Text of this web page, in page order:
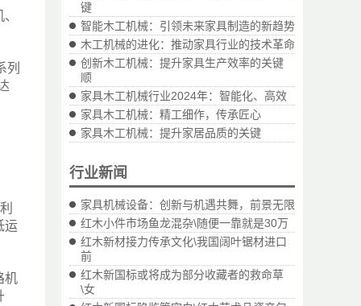
键
智能木工机械：引领未来家具制造的新趋势
木工机械的进化：推动家具行业的技术革命
创新木工机械：提升家具生产效率的关键
顺
家具木工机械行业2024年：智能化、高效
家具木工机械：精工细作，传承匠心
家具木工机械：提升家居品质的关键
行业新闻
家具机械设备：创新与机遇共舞，前景无限
红木小件市场鱼龙混杂\随便一靠就是30万
红木新材接力传承文化\我国阔叶锯材进口
前
红木新国标或将成为部分收藏者的救命草
\女
列
运
机